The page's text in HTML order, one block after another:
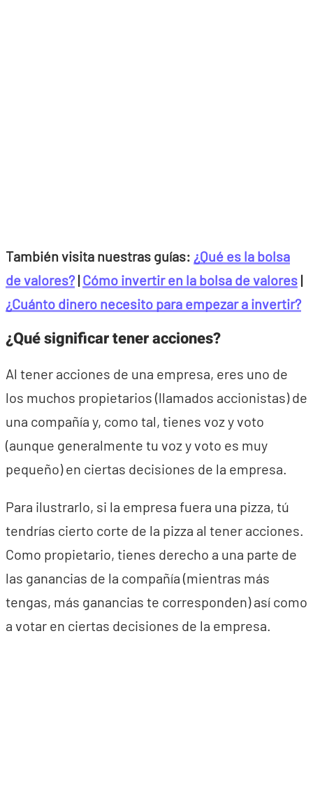
También visita nuestras guías: ¿Qué es la bolsa
de valores? |Cómo invertir en la bolsa de valores |
¿Cuánto dinero necesito para empezar a invertir?
¿Qué significar tener acciones?
Al tener acciones de una empresa, eres uno de
los muchos propietarios (llamados accionistas) de
una compañía y, como tal, tienes voz y voto
(aunque generalmente tu voz y voto es muy
pequeño) en ciertas decisiones de la empresa.
Para ilustrarlo, si la empresa fuera una pizza, tú
tendrías cierto corte de la pizza al tener acciones.
Como propietario, tienes derecho a una parte de
las ganancias de la compañía (mientras más
tengas, más ganancias te corresponden) así como
a votar en ciertas decisiones de la empresa.